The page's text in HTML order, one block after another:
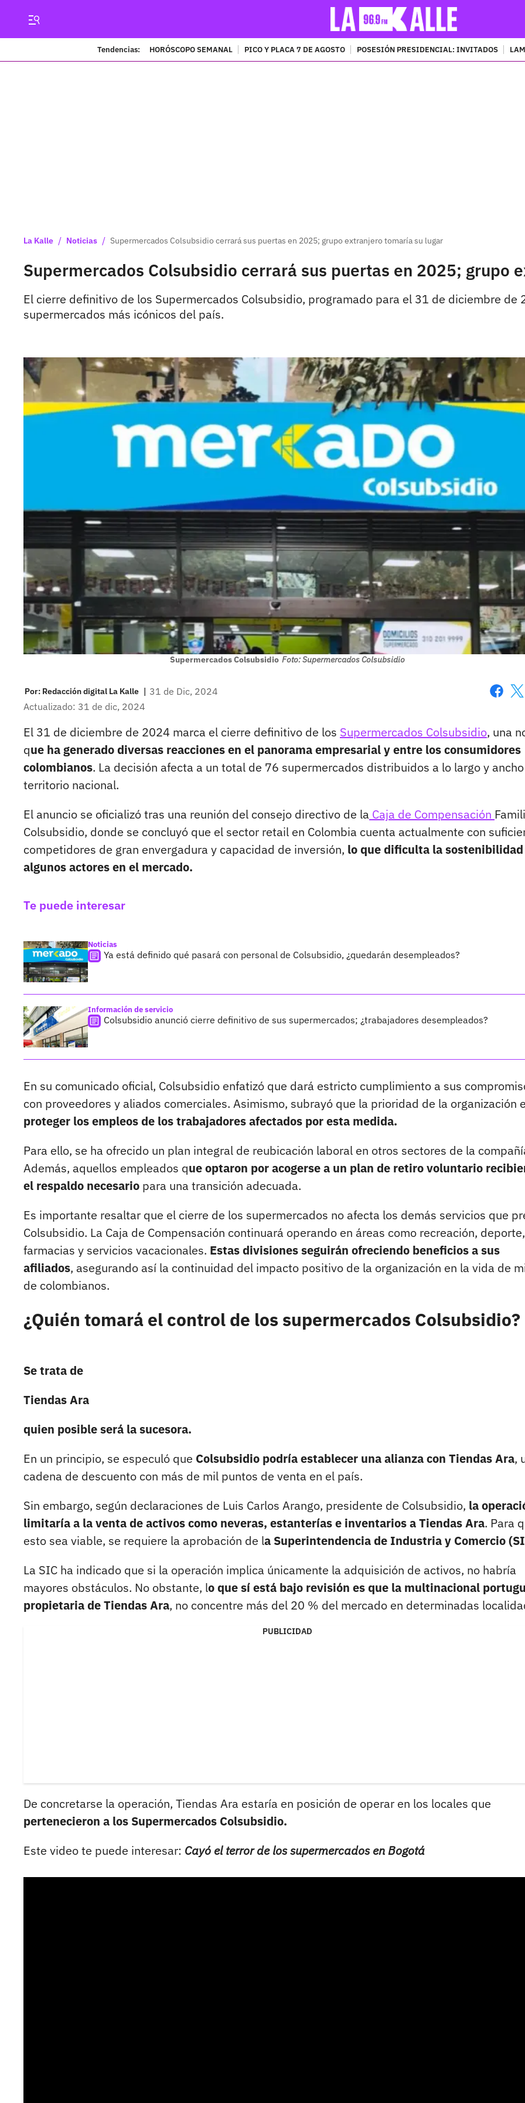
Tendencias: HORÓSCOPO SEMANAL PICO Y PLACA 7 DE AGOSTO POSESIÓN PRESIDENCIAL: INVITADOS
La Kalle / Noticias / Supermercados Colsubsidio cerrará sus puertas en 2025; grupo extranjero tomaría su lugar
Supermercados Colsubsidio cerrará sus puertas en 2025; grupo
El cierre definitivo de los Supermercados Colsubsidio, programado para el 31 de diciembre de
supermercados más icónicos del país.
Supermercados Colsubsidio Foto: Supermercados Colsubsidio
Por: Redacción digital La Kalle | 31 de Dic, 2024
Actualizado: 31 de dic, 2024
El 31 de diciembre de 2024 marca el cierre definitivo de los Supermercados Colsubsidio, una
que ha generado diversas reacciones en el panorama empresarial y entre los consumidores
colombianos. La decisión afecta a un total de 76 supermercados distribuidos a lo largo y
territorio nacional.
El anuncio se oficializó tras una reunión del consejo directivo de la Caja de Compensación
Colsubsidio, donde se concluyó que el sector retail en Colombia cuenta actualmente con
competidores de gran envergadura y capacidad de inversión, lo que dificulta la
algunos actores en el mercado.
Te puede interesar
Noticias
Ya está definido qué pasará con personal de Colsubsidio, ¿quedarán desempleados?
Información de servicio
Colsubsidio anunció cierre definitivo de sus supermercados; ¿trabajadores desempleados?
En su comunicado oficial, Colsubsidio enfatizó que dará estricto cumplimiento a sus
con proveedores y aliados comerciales. Asimismo, subrayó que la prioridad de la organización
proteger los empleos de los trabajadores afectados por esta medida.
Para ello, se ha ofrecido un plan integral de reubicación laboral en otros sectores de la
Además, aquellos empleados que optaron por acogerse a un plan de retiro voluntario
el respaldo necesario para una transición adecuada.
Es importante resaltar que el cierre de los supermercados no afecta los demás servicios que
Colsubsidio. La Caja de Compensación continuará operando en áreas como recreación, deporte,
farmacias y servicios vacacionales. Estas divisiones seguirán ofreciendo beneficios a sus
afiliados, asegurando así la continuidad del impacto positivo de la organización en la vida de
de colombianos.
¿Quién tomará el control de los supermercados Colsubsidio?
Se trata de
Tiendas Ara
quien posible será la sucesora.
En un principio, se especuló que Colsubsidio podría establecer una alianza con Tiendas Ara,
cadena de descuento con más de mil puntos de venta en el país.
Sin embargo, según declaraciones de Luis Carlos Arango, presidente de Colsubsidio, la
limitaría a la venta de activos como neveras, estanterías e inventarios a Tiendas Ara. Para
esto sea viable, se requiere la aprobación de la Superintendencia de Industria y Comercio
La SIC ha indicado que si la operación implica únicamente la adquisición de activos, no habría
mayores obstáculos. No obstante, lo que sí está bajo revisión es que la multinacional
propietaria de Tiendas Ara, no concentre más del 20 % del mercado en determinadas
PUBLICIDAD
De concretarse la operación, Tiendas Ara estaría en posición de operar en los locales que
pertenecieron a los Supermercados Colsubsidio.
Este video te puede interesar: Cayó el terror de los supermercados en Bogotá